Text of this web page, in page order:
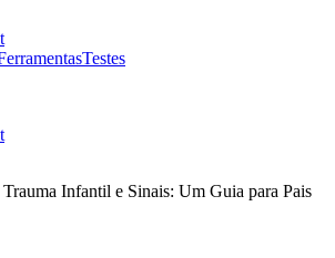
Testes
Trauma Infantil e Sinais: Um Guia para Pais